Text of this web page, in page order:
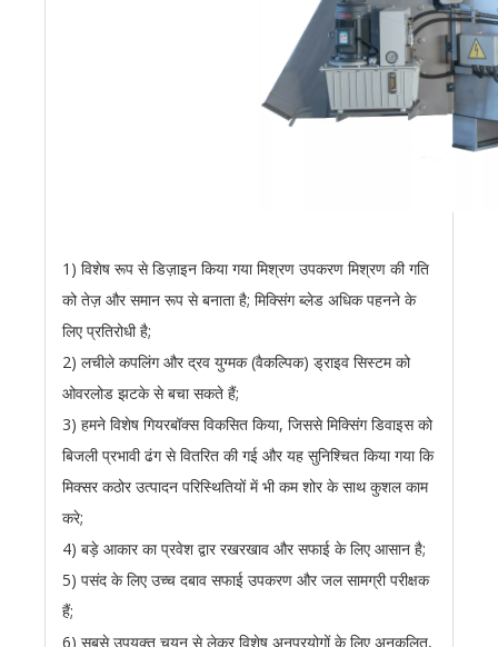
1) विशेष रूप से डिज़ाइन किया गया मिश्रण उपकरण मिश्रण की गति
को तेज़ और समान रूप से बनाता है; मिक्सिंग ब्लेड अधिक पहनने के
लिए प्रतिरोधी है;
2) लचीले कपलिंग और द्रव युग्मक (वैकल्पिक) ड्राइव सिस्टम को
ओवरलोड झटके से बचा सकते हैं;
3) हमने विशेष गियरबॉक्स विकसित किया, जिससे मिक्सिंग डिवाइस को
बिजली प्रभावी ढंग से वितरित की गई और यह सुनिश्चित किया गया कि
मिक्सर कठोर उत्पादन परिस्थितियों में भी कम शोर के साथ कुशल काम
करे;
4) बड़े आकार का प्रवेश द्वार रखरखाव और सफाई के लिए आसान है;
5) पसंद के लिए उच्च दबाव सफाई उपकरण और जल सामग्री परीक्षक
हैं;
6) सबसे उपयुक्त चयन से लेकर विशेष अनुप्रयोगों के लिए अनुकूलित,